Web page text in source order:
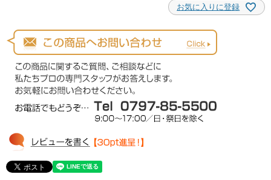
お気に入りに登録